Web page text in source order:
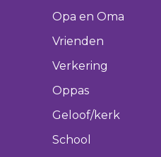
Opa en Oma
Vrienden
Verkering
Oppas
Geloof/kerk
School